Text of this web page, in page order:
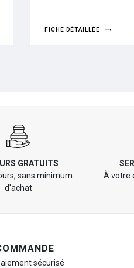
FICHE DÉTAILLÉE
GRATUITS
sans minimum
d'achat
À votre
sécurisé